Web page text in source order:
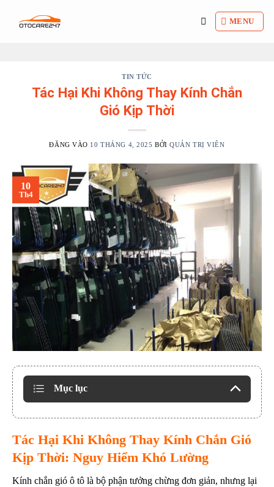
MENU
TIN TỨC
Tác Hại Khi Không Thay Kính Chắn
Gió Kịp Thời
ĐĂNG VÀO 10 THÁNG 4, 2025 BỞIQUẢN TRỊ VIÊN
10
Th4
Mục lục
Tác Hại Khi Không Thay Kính Chắn Gió
Kịp Thời: Nguy Hiểm Khó Lường
Kính chắn gió ô tô là bộ phận tưởng chừng đơn giản, nhưng lại